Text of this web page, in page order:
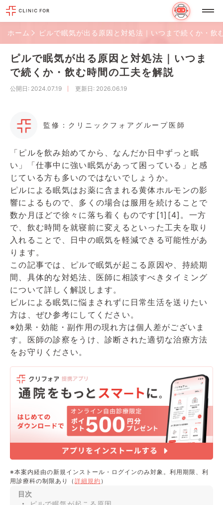
ホーム ピルで眠気が出る原因と対処法｜いつまで続くか・飲
ピルで眠気が出る原因と対処法｜いつま
で続くか・飲む時間の工夫を解説
公開日 : 2024.07.19 更新日 : 2026.06.19
監修：クリニックフォアグループ医師
「ピルを飲み始めてから、なんだか日中ずっと眠
い」「仕事中に強い眠気があって困っている」と感
じている方も多いのではないでしょうか。
ピルによる眠気はお薬に含まれる黄体ホルモンの影
響によるもので、多くの場合は服用を続けることで
数か月ほどで徐々に落ち着くものです[1][4]。一方
で、飲む時間を就寝前に変えるといった工夫を取り
入れることで、日中の眠気を軽減できる可能性があ
ります。
この記事では、ピルで眠気が起こる原因や、持続期
間、具体的な対処法、医師に相談すべきタイミング
について詳しく解説します。
ピルによる眠気に悩まされずに日常生活を送りたい
方は、ぜひ参考にしてください。
※効果・効能・副作用の現れ方は個人差がございま
す。医師の診察をうけ、診断された適切な治療方法
をお守りください。
※本案内経由の新規インストール・ログインのみ対象。利用期限、利
用診療科の制限あり（ 詳細規約 ）
目次